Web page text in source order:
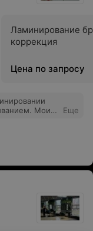
безвкусицу
Ламинирование
коррекция
Цена по запросу
Мои
Еще